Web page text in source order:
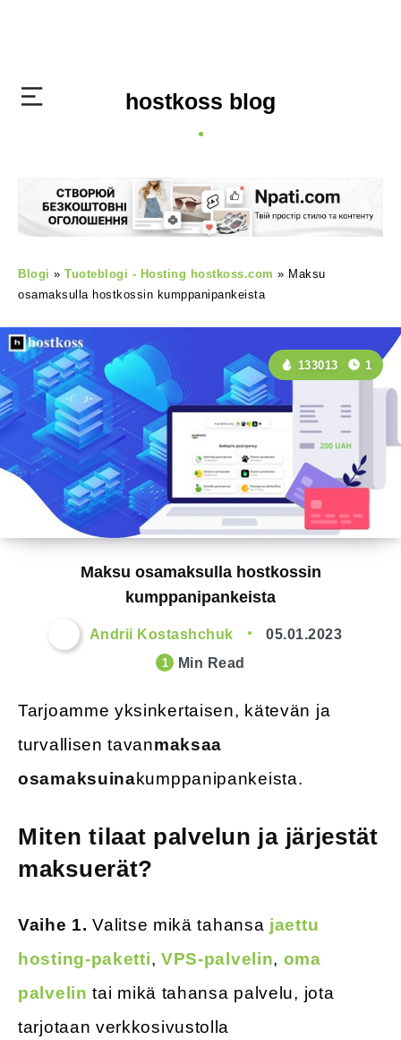
hostkoss blog
Blogi » Tuoteblogi - Hosting hostkoss.com » Maksu
osamaksulla hostkossin kumppanipankeista
Maksu osamaksulla hostkossin
kumppanipankeista
133013 1
Andrii Kostashchuk 05.01.2023
1 Min Read
Tarjoamme yksinkertaisen, kätevän ja
turvallisen tavanmaksaa
osamaksuinakumppanipankeista.
Miten tilaat palvelun ja järjestät
maksuerät?
Vaihe 1. Valitse mikä tahansa jaettu
hosting-paketti, VPS-palvelin, oma
palvelin tai mikä tahansa palvelu, jota
tarjotaan verkkosivustolla